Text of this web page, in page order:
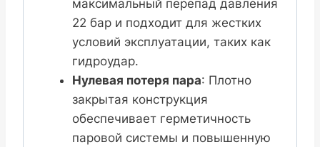
максимальный перепад давления
22 бар и подходит для жестких
условий эксплуатации, таких как
гидроудар.
Нулевая потеря пара: Плотно
закрытая конструкция
обеспечивает герметичность
паровой системы и повышенную